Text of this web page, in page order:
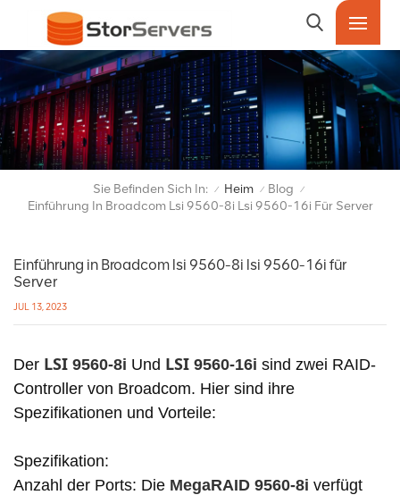
Sie Befinden Sich In: / Heim / Blog /
Einführung In Broadcom Lsi 9560-8i Lsi 9560-16i Für Server
Einführung in Broadcom lsi 9560-8i lsi 9560-16i für
Server
JUL 13, 2023
Der LSI 9560-8i Und LSI 9560-16i sind zwei RAID-
Controller von Broadcom. Hier sind ihre
Spezifikationen und Vorteile:
Spezifikation:
Anzahl der Ports: Die MegaRAID 9560-8i verfügt